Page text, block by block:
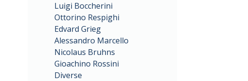
Luigi Boccherini
Ottorino Respighi
Edvard Grieg
Alessandro Marcello
Nicolaus Bruhns
Gioachino Rossini
Diverse